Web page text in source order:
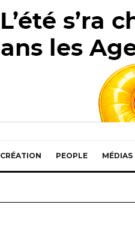
CRÉATION PEOPLE MÉDIAS